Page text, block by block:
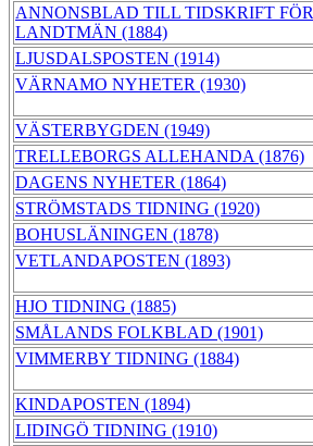
ANNONSBLAD TILL TIDSKRIFT FÖR
LANDTMÄN (1884)
LJUSDALSPOSTEN (1914)
VÄRNAMO NYHETER (1930)
VÄSTERBYGDEN (1949)
TRELLEBORGS ALLEHANDA (1876)
DAGENS NYHETER (1864)
STRÖMSTADS TIDNING (1920)
BOHUSLÄNINGEN (1878)
VETLANDAPOSTEN (1893)
HJO TIDNING (1885)
SMÅLANDS FOLKBLAD (1901)
VIMMERBY TIDNING (1884)
KINDAPOSTEN (1894)
LIDINGÖ TIDNING (1910)